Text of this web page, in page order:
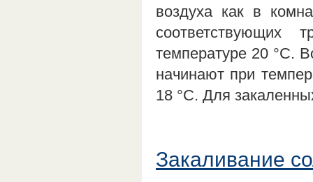
воздуха как в
соответствующих
температуре 20 °С.
начинают при
18 °С. Для
Закаливание